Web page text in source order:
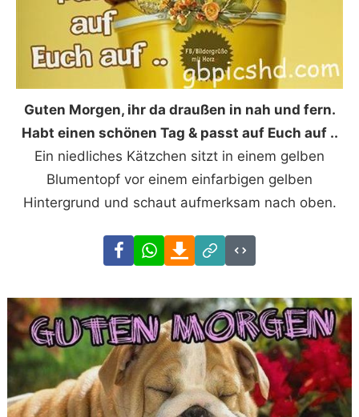
Guten Morgen, ihr da draußen in nah und fern.
Habt einen schönen Tag & passt auf Euch auf ..
Ein niedliches Kätzchen sitzt in einem gelben
Blumentopf vor einem einfarbigen gelben
Hintergrund und schaut aufmerksam nach oben.
FacebookWhatsAppDownload
Link
Code